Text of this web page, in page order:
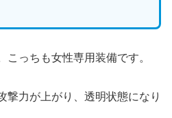
っちも女性専用装備です。
撃力が上がり、透明状態になり